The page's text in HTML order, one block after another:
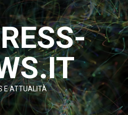
E ATTUALITÀ